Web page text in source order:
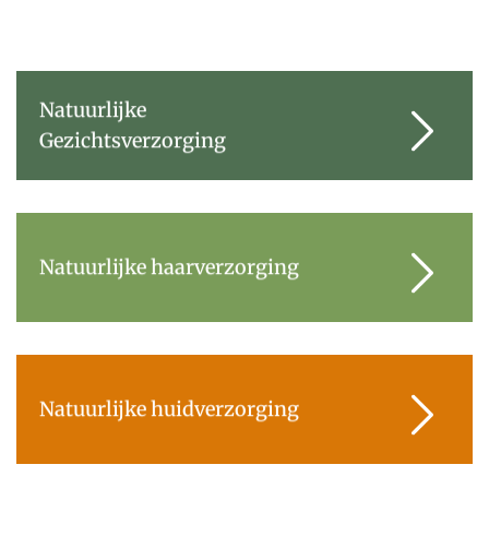
Natuurlijke
Gezichtsverzorging
Natuurlijke haarverzorging
Natuurlijke huidverzorging